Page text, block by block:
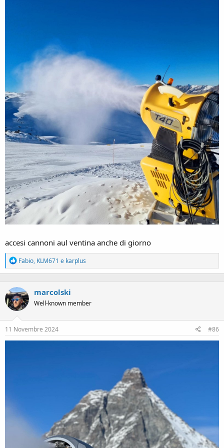
accesi cannoni aul ventina anche di giorno
R
e
a
t
i
o
n
:
Fabio, KLM671 e karplus
marcolski
Well-known member
11 Novembre 2024 #86